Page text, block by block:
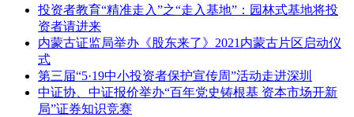
投资者教育“精准走入”之“走入基地”：园林式基地将投
资者请进来
内蒙古证监局举办《股东来了》2021内蒙古片区启动仪
式
第三届“5·19中小投资者保护宣传周”活动走进深圳
中证协、中证报价举办“百年党史铸根基 资本市场开新
局”证券知识竞赛